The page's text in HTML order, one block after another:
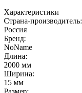
Характеристики
Страна-производитель:
Россия
Бренд:
NoName
Длина:
2000 мм
Ширина:
15 мм
Размер: